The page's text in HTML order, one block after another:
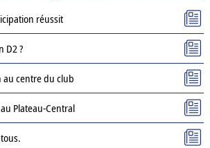
réussit
D2 ?
au centre du club
Plateau-Central